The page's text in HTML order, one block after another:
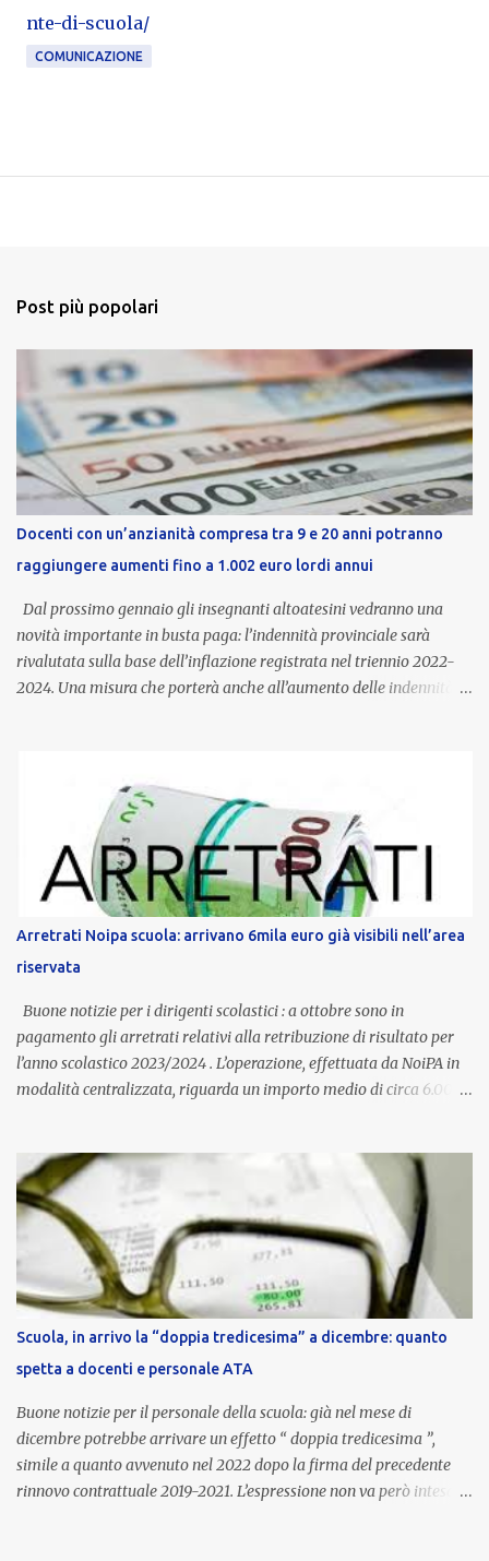
nte-di-scuola/
COMUNICAZIONE
Post più popolari
Docenti con un’anzianità compresa tra 9 e 20 anni potranno
raggiungere aumenti fino a 1.002 euro lordi annui
Dal prossimo gennaio gli insegnanti altoatesini vedranno una
novità importante in busta paga: l’indennità provinciale sarà
rivalutata sulla base dell’inflazione registrata nel triennio 2022-
2024. Una misura che porterà anche all’aumento delle indennità di
dedicato alle donne vittime di violenza di genere, in linea con la
normativa nazionale e con l’obiettivo di offrire maggiore tutela e
supporto in situazioni delicate. L’indennità provinciale per i docenti
è un unicum in Italia: si tratta di una misura esclusiva della
Provincia autonoma di Bolzano, che integra in maniera stabile lo
stipendio nazionale grazie alle prerogative garantite
dall’autonomia locale. Non è un bonus temporaneo né un
compenso accessorio, ma una voce strutturale di retribuzione,
aggiornata periodicamente in base al cost...
Arretrati Noipa scuola: arrivano 6mila euro già visibili nell’area
riservata
Buone notizie per i dirigenti scolastici : a ottobre sono in
pagamento gli arretrati relativi alla retribuzione di risultato per
l’anno scolastico 2023/2024 . L’operazione, effettuata da NoiPA in
modalità centralizzata, riguarda un importo medio di circa 6.000
ordinaria di ottobre . Cos’è la retribuzione di risultato La
retribuzione di risultato rappresenta la parte variabile dello
stipendio dei dirigenti scolastici. Viene corrisposta per valorizzare
la qualità dell’attività svolta, la gestione delle risorse e il
raggiungimento degli obiettivi fissati dal Ministero dell’Istruzione
e del Merito (MIM) . Per l’anno scolastico 2023/2024, il MIM ha
completato la procedura di valutazione e trasmesso i dati a NoiPA,
che ha poi disposto la liquidazione automatica in busta paga . Gli
importi e le trattenute L’importo medio lordo riconosciuto è di 6....
Scuola, in arrivo la “doppia tredicesima” a dicembre: quanto
spetta a docenti e personale ATA
Buone notizie per il personale della scuola: già nel mese di
dicembre potrebbe arrivare un effetto “ doppia tredicesima ”,
simile a quanto avvenuto nel 2022 dopo la firma del precedente
rinnovo contrattuale 2019-2021. L’espressione non va però intesa in